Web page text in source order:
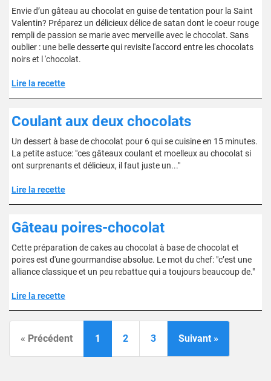
Envie d’un gâteau au chocolat en guise de tentation pour la Saint
Valentin? Préparez un délicieux délice de satan dont le coeur rouge
rempli de passion se marie avec merveille avec le chocolat. Sans
oublier : une belle desserte qui revisite l'accord entre les chocolats
noirs et l 'chocolat.
Lire la recette
Coulant aux deux chocolats
Un dessert à base de chocolat pour 6 qui se cuisine en 15 minutes.
La petite astuce: "ces gâteaux coulant et moelleux au chocolat si
ont surprenants et délicieux, il faut juste un..."
Lire la recette
Gâteau poires-chocolat
Cette préparation de cakes au chocolat à base de chocolat et
poires est d'une gourmandise absolue. Le mot du chef: "c’est une
alliance classique et un peu rebattue qui a toujours beaucoup de."
Lire la recette
« Précédent 1 2 3 Suivant »